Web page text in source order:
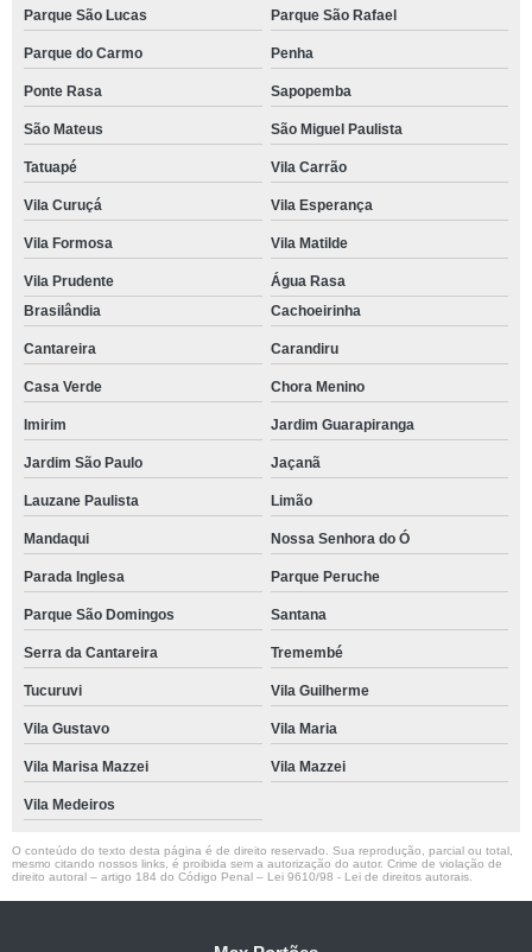
Parque São Lucas Parque São Rafael
Parque do Carmo Penha
Ponte Rasa Sapopemba
São Mateus São Miguel Paulista
Tatuapé Vila Carrão
Vila Curuçá Vila Esperança
Vila Formosa Vila Matilde
Vila Prudente
Água Rasa
Brasilândia
Cachoeirinha
Cantareira Carandiru
Casa Verde Chora Menino
Imirim Jardim Guarapiranga
Jardim São Paulo Jaçanã
Lauzane Paulista Limão
Mandaqui Nossa Senhora do Ó
Parada Inglesa Parque Peruche
Parque São Domingos Santana
Serra da Cantareira Tremembé
Tucuruvi Vila Guilherme
Vila Gustavo Vila Maria
Vila Marisa Mazzei Vila Mazzei
Vila Medeiros
O conteúdo do texto desta página é de direito reservado. Sua reprodução, parcial ou total,
mesmo citando nossos links, é proibida sem a autorização do autor. Crime de violação de
direito autoral – artigo 184 do Código Penal – Lei 9610/98 - Lei de direitos autorais